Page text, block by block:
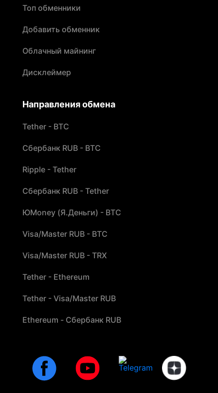
Топ обменники
Добавить обменник
Облачный майнинг
Дисклеймер
Направления обмена
Tether - BTC
Сбербанк RUB - BTC
Ripple - Tether
Сбербанк RUB - Tether
ЮMoney (Я.Деньги) - BTC
Visa/Master RUB - BTC
Visa/Master RUB - TRX
Tether - Ethereum
Tether - Visa/Master RUB
Ethereum - Сбербанк RUB